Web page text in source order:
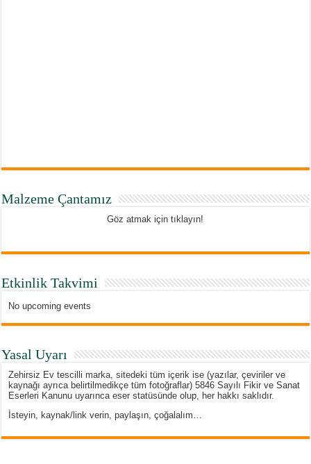
Malzeme Çantamız
Göz atmak için tıklayın!
Etkinlik Takvimi
No upcoming events
Yasal Uyarı
Zehirsiz Ev tescilli marka, sitedeki tüm içerik ise (yazılar, çeviriler ve
kaynağı ayrıca belirtilmedikçe tüm fotoğraflar) 5846 Sayılı Fikir ve Sanat
Eserleri Kanunu uyarınca eser statüsünde olup, her hakkı saklıdır.
İsteyin, kaynak/link verin, paylaşın, çoğalalım…